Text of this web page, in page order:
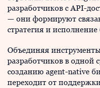
разработчиков с API-
— они формируют
стратегия и
Объединяя
разработчиков в одной
созданию agent-native
переходит от